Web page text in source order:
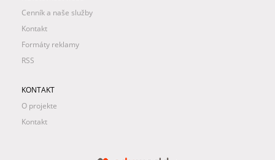
Cenník a naše služby
Kontakt
Formáty reklamy
RSS
KONTAKT
O projekte
Kontakt